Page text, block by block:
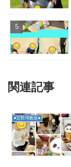
関連記事
●宜野湾教室●